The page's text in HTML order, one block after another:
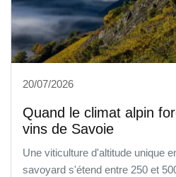
20/07/2026
Quand le climat alpin
vins de Savoie
Une viticulture d'altitude unique
savoyard s'étend entre 250 et